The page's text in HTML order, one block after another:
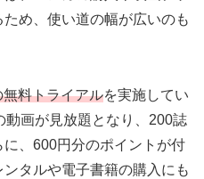
め、使い道の幅が広いのも
料トライアルを実施してい
動画が見放題となり、200誌
、600円分のポイントが付
タルや電子書籍の購入にも